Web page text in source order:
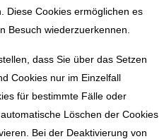
Diese Cookies ermöglichen es
Besuch wiederzuerkennen.
dass Sie über das Setzen
Cookies nur im Einzelfall
für bestimmte Fälle oder
Löschen der Cookies
Bei der Deaktivierung von